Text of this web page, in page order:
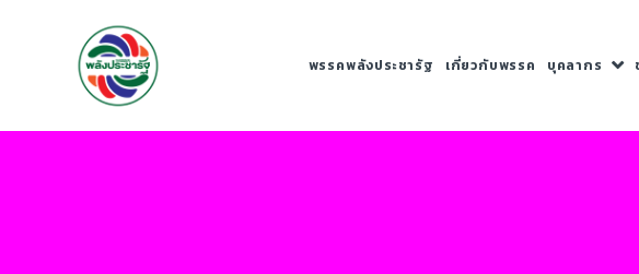
พรรคพลังประชารัฐ เกี่ยวกับพรรค บุคลากร